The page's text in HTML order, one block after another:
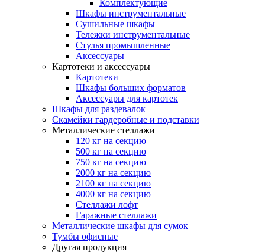
Комплектующие
Шкафы инструментальные
Сушильные шкафы
Тележки инструментальные
Стулья промышленные
Аксессуары
Картотеки и аксессуары
Картотеки
Шкафы больших форматов
Аксессуары для картотек
Шкафы для раздевалок
Скамейки гардеробные и подставки
Металлические стеллажи
120 кг на секцию
500 кг на секцию
750 кг на секцию
2000 кг на секцию
2100 кг на секцию
4000 кг на секцию
Стеллажи лофт
Гаражные стеллажи
Металлические шкафы для сумок
Тумбы офисные
Другая продукция